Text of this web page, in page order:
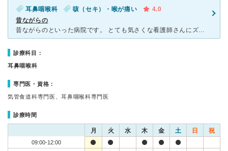
耳鼻咽喉科 咳（セキ）・喉が痛い
4.0
昔ながらの
昔ながらのといった病院です。 とても気さくな看護師さんにズバッとおっしゃる先生です。 待ち時間も少なく、いつも息子がお世話になっています。 駅からもそれほど遠くなく、すぐ近くに処方せんや薬局があ
診療科目：
耳鼻咽喉科
専門医・資格：
気管食道科専門医、耳鼻咽喉科専門医
診療時間
月 火 水 木 金 土 日 祝
09:00-12:00